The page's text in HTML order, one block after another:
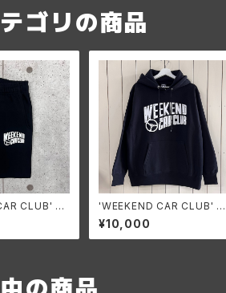
ゴリの商品
CLUB' S
'WEEKEND CAR CLUB' Ho
odie
¥10,000